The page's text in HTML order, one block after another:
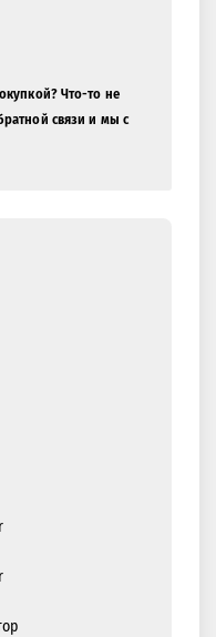
Что-то не
связи и мы с